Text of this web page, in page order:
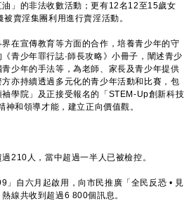
」的非法收數活動；更有12名12至15歲女
賣淫集團利用進行賣淫活動。
宣傳教育等方面的合作，培養青少年的守
青少年罪行誌·師長攻略》小冊子，闡述青少
少年的手法等，為老師、家長及青少年提供
亦持續透過多元化的青少年活動和比賽，包
學院」及正接受報名的「STEM-Up創新科技
和領導才能，建立正向價值觀。
人，當中超過一半人已被檢控。
自六月起啟用，向市民推廣「全民反恐 • 見
線共收到超過6 800個訊息。